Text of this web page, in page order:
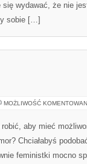
wydawać, że nie
sobie […]
MOŻLIWOŚĆ
robić, aby mieć
Chciałabyś
feministki mocno